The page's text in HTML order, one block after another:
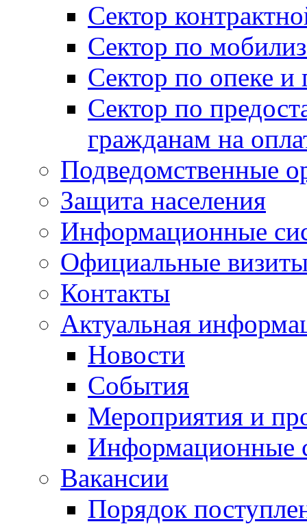
Сектор
Сектор по
Сектор по опеке и
Сектор по
гражданам на
Подведомственные
Защита населения
Информационные
Официальные
Контакты
Актуальная
Новости
События
Мероприятия и
Информационные
Вакансии
Порядок